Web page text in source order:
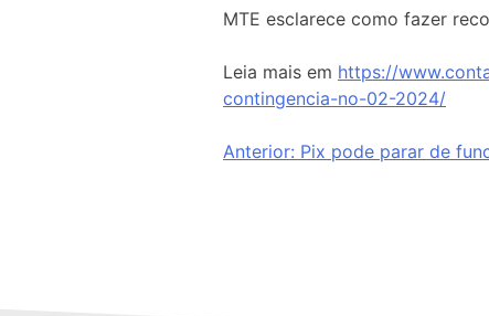
MTE esclarece como fazer
Leia mais em https://
contingencia-no-02-2024/
Anterior: Pix pode parar de